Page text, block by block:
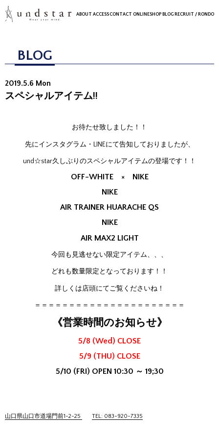
ABOUT ACCESSCONTACT ONLINESHOP BLOG RECRUIT / RONDO
BLOG
2019.5.6 Mon
スペシャルアイテム!!
お待たせ致しました！！
先にインスタグラム・LINEにて告知しておりましたが、
und☆star久しぶりのスペシャルアイテムの登場です！！
OFF-WHITE × NIKE
NIKE
AIR TRAINER HUARACHE QS
NIKE
AIR MAX2 LIGHT
今回も見逃せない限定アイテム、、、
どれも数量限定となっております！！
詳しくは店頭にてご覧くださいね！
＝＝＝＝＝＝＝＝＝＝＝＝＝＝＝＝＝＝＝＝＝＝
《営業時間のお知らせ》
5/8 (Wed) CLOSE
5/9 (THU) CLOSE
5/10 (FRI) OPEN 10:30 ～ 19;30
山口県山口市道場門前1-2-25 TEL: 083-920-7335